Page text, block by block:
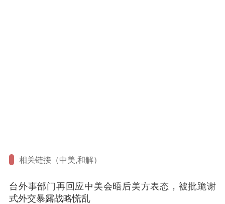
相关链接（中美,和解）
台外事部门再回应中美会晤后美方表态，被批跪谢
式外交暴露战略慌乱